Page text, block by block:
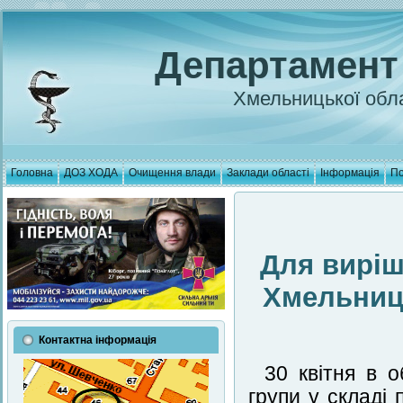
Хмельницької
Головна ДОЗ ХОДА Очищення влади Заклади області Інформація
Контактна інформація
Для
30 квітня в
групи у складі